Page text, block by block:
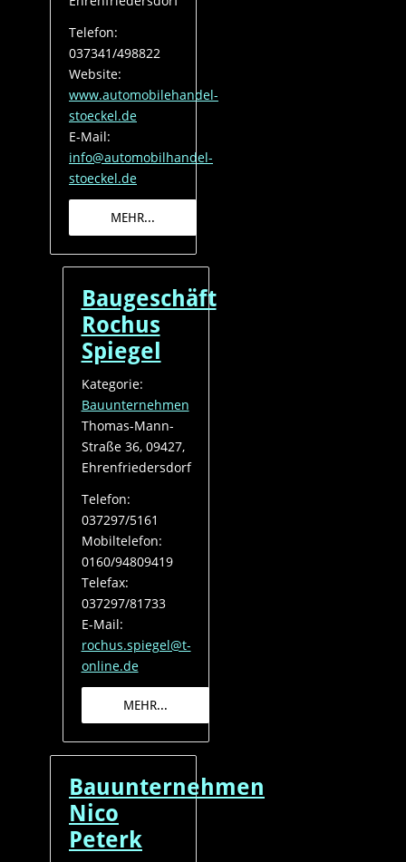
Telefon:
037341/498822
Website:
www.automobilehandel-
stoeckel.de
E-Mail:
info@automobilhandel-
stoeckel.de
MEHR...
Baugeschäft
Rochus
Spiegel
Kategorie:
Bauunternehmen
Thomas-Mann-
Straße 36, 09427,
Ehrenfriedersdorf
Telefon:
037297/5161
Mobiltelefon:
0160/94809419
Telefax:
037297/81733
E-Mail:
rochus.spiegel@t-
online.de
MEHR...
Bauunternehmen
Nico
Peterk